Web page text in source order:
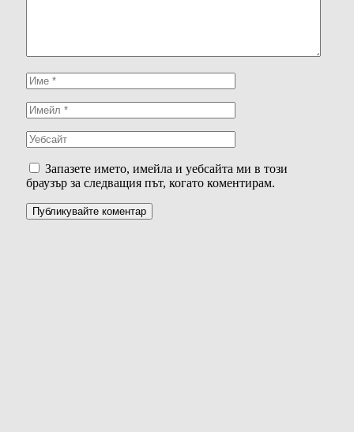
Запазете името, имейла и уебсайта ми в този
браузър за следващия път, когато коментирам.